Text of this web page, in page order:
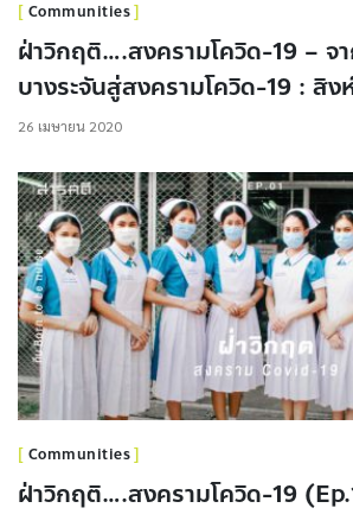
Communities
ฝ่าวิกฤติ….สงครามโควิด-19 – จ
บางระจันสู่สงครามโควิด-19 : สิง
26 เมษายน 2020
Communities
ฝ่าวิกฤติ….สงครามโควิด-19